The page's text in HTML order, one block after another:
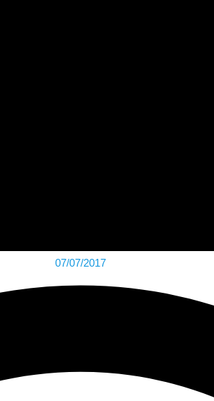
07/07/2017